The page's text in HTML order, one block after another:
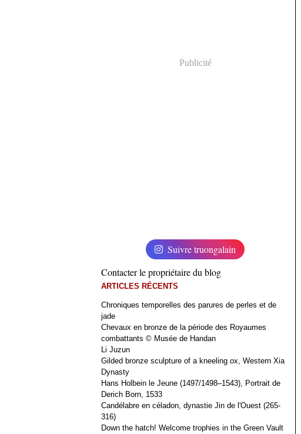
Publicité
Suivre truongalain
Contacter le propriétaire du blog
ARTICLES RÉCENTS
Chroniques temporelles des parures de perles et de
jade
Chevaux en bronze de la période des Royaumes
combattants © Musée de Handan
Li Juzun
Gilded bronze sculpture of a kneeling ox, Western Xia
Dynasty
Hans Holbein le Jeune (1497/1498–1543), Portrait de
Derich Born, 1533
Candélabre en céladon, dynastie Jin de l'Ouest (265-
316)
Down the hatch! Welcome trophies in the Green Vault